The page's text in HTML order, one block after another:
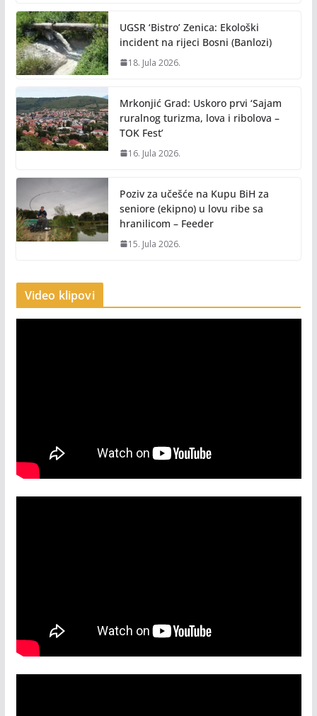
UGSR ‘Bistro’ Zenica: Ekološki
incident na rijeci Bosni (Banlozi)
18. Jula 2026.
Mrkonjić Grad: Uskoro prvi ‘Sajam
ruralnog turizma, lova i ribolova –
TOK Fest’
16. Jula 2026.
Poziv za učešće na Kupu BiH za
seniore (ekipno) u lovu ribe sa
hranilicom – Feeder
15. Jula 2026.
Video klipovi